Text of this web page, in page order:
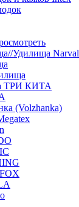
Удилища Narval
ТРИ КИТА
(Volzhanka)